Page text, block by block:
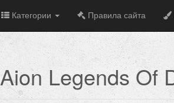
Категории Правила сайта
Aion Legends Of